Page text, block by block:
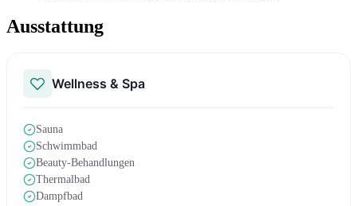
Ausstattung
Wellness & Spa
Sauna
Schwimmbad
Beauty-Behandlungen
Thermalbad
Dampfbad